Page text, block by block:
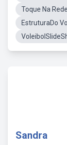
Toque Na
EstruturaDo
Sandra